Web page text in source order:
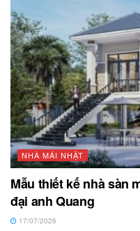
NHÀ MÁI NHẬT
Mẫu thiết kế nhà sàn
đại anh Quang
17/07/2026